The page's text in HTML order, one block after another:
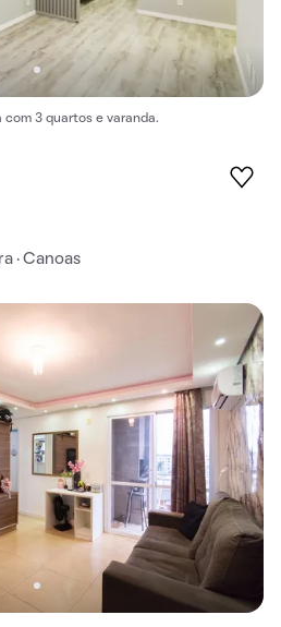
com 3 quartos e varanda.
· Canoas